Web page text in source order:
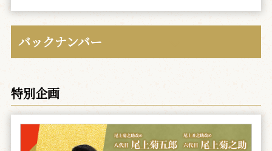
バックナンバー
特別企画